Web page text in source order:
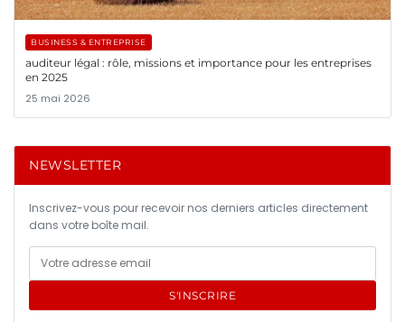
BUSINESS & ENTREPRISE
auditeur légal : rôle, missions et importance pour les entreprises
en 2025
25 mai 2026
NEWSLETTER
Inscrivez-vous pour recevoir nos derniers articles directement
dans votre boîte mail.
S'INSCRIRE